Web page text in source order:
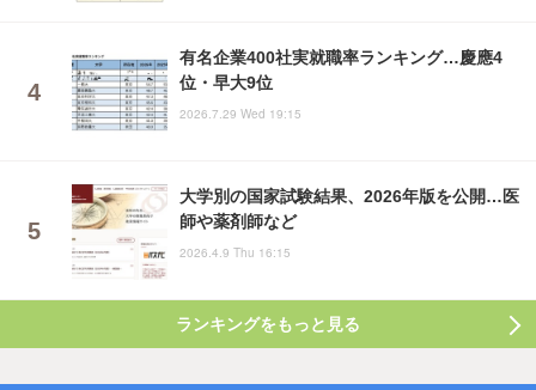
有名企業400社実就職率ランキング…慶應4
位・早大9位
2026.7.29 Wed 19:15
大学別の国家試験結果、2026年版を公開…医
師や薬剤師など
2026.4.9 Thu 16:15
ランキングをもっと見る